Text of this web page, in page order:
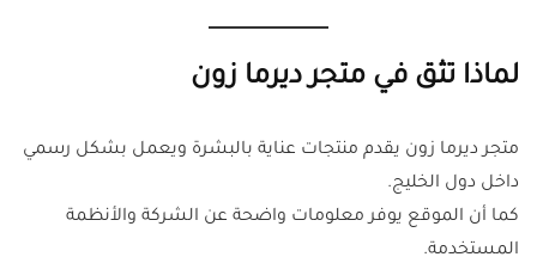
لماذا تثق في متجر ديرما زون
متجر ديرما زون يقدم منتجات عناية بالبشرة ويعمل بشكل رسمي
داخل دول الخليج.
كما أن الموقع يوفر معلومات واضحة عن الشركة والأنظمة
المستخدمة.